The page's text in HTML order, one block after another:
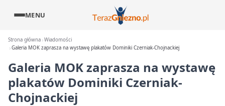
MENU
Strona główna Wiadomości
Galeria MOK zaprasza na wystawę plakatów Dominiki Czerniak-Chojnackiej
Galeria MOK zaprasza na wystawę
plakatów Dominiki Czerniak-
Chojnackiej